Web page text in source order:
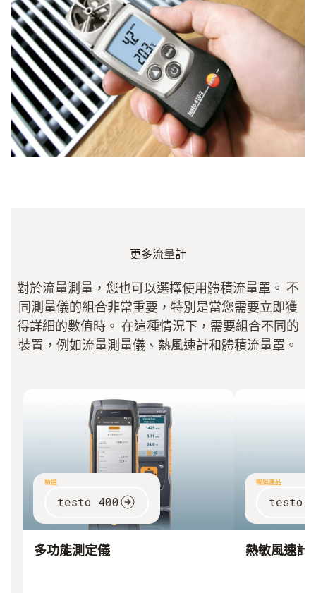
更多流量計
對於流量測量，您也可以選擇使用體積流量罩。 不
同測量儀的組合非常重要，特別是當您需要立即獲
得詳細的數值時。 在這種情況下，需要組合不同的
裝置，例如流量測量儀、熱風速計和體積流量罩。
精選
testo 400
多功能測定儀
暢銷產品
testo
熱敏風速計